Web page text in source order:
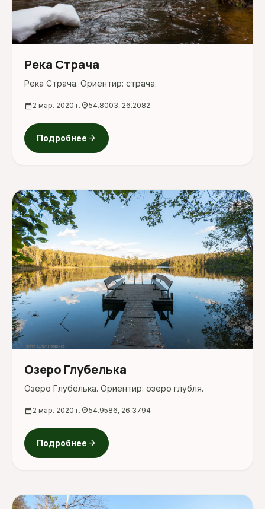
Река Страча
Река Страча. Ориентир: страча.
calendar_today 2 мар. 2020 г. location_on54.8003, 26.2082
Подробнее arrow_forward
Озеро Глубелька
Озеро Глубелька. Ориентир: озеро глубля.
calendar_today 2 мар. 2020 г. location_on54.9586, 26.3794
Подробнее arrow_forward